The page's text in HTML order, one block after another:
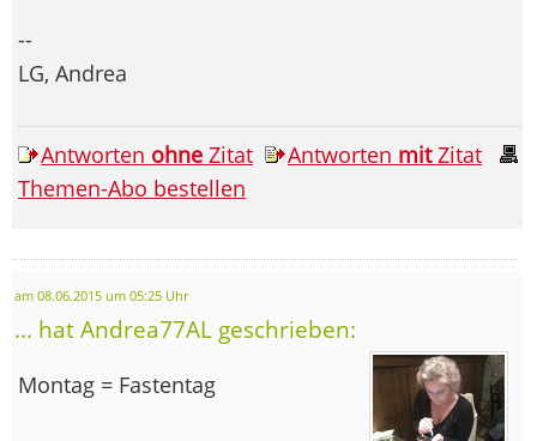
--
LG, Andrea
Antworten ohne Zitat Antworten mitZitat
Themen-Abo bestellen
am 08.06.2015 um 05:25 Uhr
... hat Andrea77AL geschrieben:
Montag = Fastentag